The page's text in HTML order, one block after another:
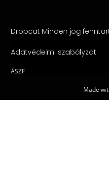
Dropcat Minden jog
Adatvédelmi szabályzat
ÁSZF
Made